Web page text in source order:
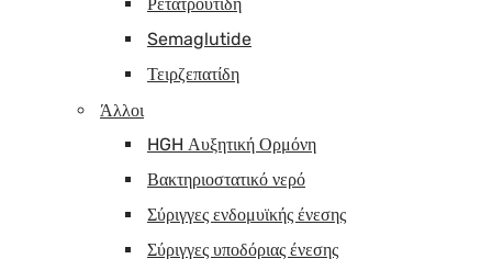
Semaglutide
Τειρζεπατίδη
Άλλοι
HGH Αυξητική Ορμόνη
Βακτηριοστατικό νερό
Σύριγγες ενδομυϊκής ένεσης
Σύριγγες υποδόριας ένεσης